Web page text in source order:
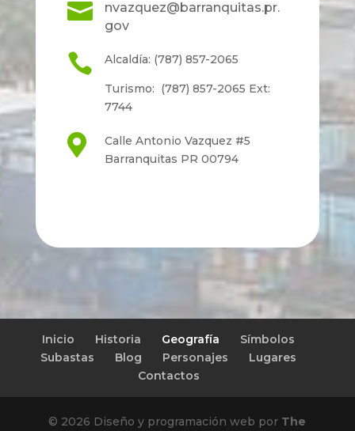

nvazquez@barranquitas.pr.
gov
 Alcaldía: (787) 857-2065
Turismo: (787) 857-2065 Ext:
7744

Calle Antonio Vazquez #5
Barranquitas PR 00794
Inicio Historia Geografía
Símbolos
Subastas
Blog Personajes
Lugares
Contactos
© 2026 Diseño y programación web por The